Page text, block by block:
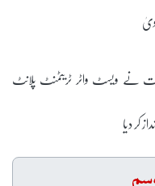
نے ویسٹ واٹر ٹریٹمنٹ پلانٹ
کر دیا